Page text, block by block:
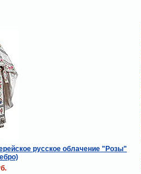
русское облачение "Розы"